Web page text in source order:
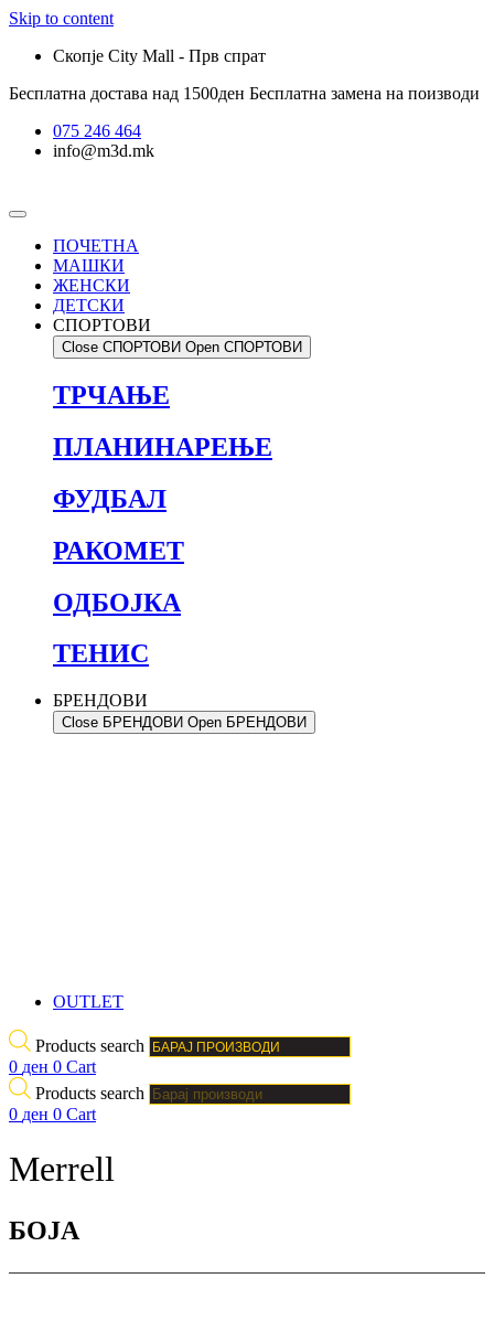
Skip to content
Скопје City Mall - Прв спрат
Бесплатна достава над 1500ден Бесплатна замена на поизводи
075 246 464
info@m3d.mk
ПОЧЕТНА
МАШКИ
ЖЕНСКИ
ДЕТСКИ
СПОРТОВИ
Close СПОРТОВИ Open СПОРТОВИ
ТРЧАЊЕ
ПЛАНИНАРЕЊЕ
ФУДБАЛ
РАКОМЕТ
ОДБОЈКА
ТЕНИС
БРЕНДОВИ
Close БРЕНДОВИ Open БРЕНДОВИ
OUTLET
Products search
0 ден 0 Cart
Products search
0 ден 0 Cart
Merrell
БОJА